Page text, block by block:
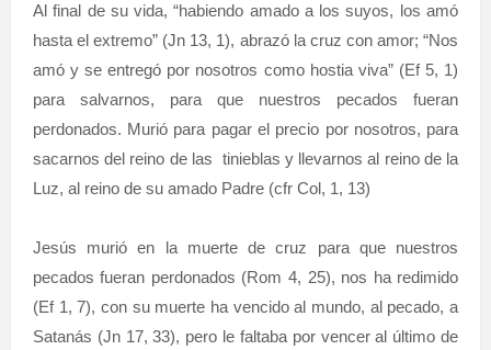
Al final de su vida, “habiendo amado a los suyos, los amó
hasta el extremo” (Jn 13, 1), abrazó la cruz con amor; “Nos
amó y se entregó por nosotros como hostia viva” (Ef 5, 1)
para salvarnos, para que nuestros pecados fueran
perdonados. Murió para pagar el precio por nosotros, para
sacarnos del reino de las tinieblas y llevarnos al reino de la
Luz, al reino de su amado Padre (cfr Col, 1, 13)
Jesús murió en la muerte de cruz para que nuestros
pecados fueran perdonados (Rom 4, 25), nos ha redimido
(Ef 1, 7), con su muerte ha vencido al mundo, al pecado, a
Satanás (Jn 17, 33), pero le faltaba por vencer al último de